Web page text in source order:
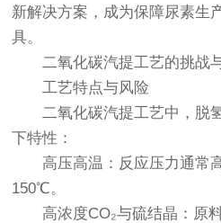
新解决方案，成为保障尿素生
具。
二氧化碳汽提工艺的挑战
工艺特点与风险
二氧化碳汽提工艺中，脱
下特性：
高压高温：反应压力通常
150℃。
高浓度CO₂与硫结晶：原